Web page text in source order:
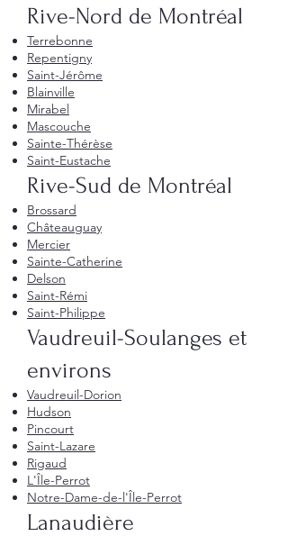
Rive-Nord de Montréal
Terrebonne
Repentigny
Saint-Jérôme
Blainville
Mirabel
Mascouche
Sainte-Thérèse
Saint-Eustache
Rive-Sud de Montréal
Brossard
Châteauguay
Mercier
Sainte-Catherine
Delson
Saint-Rémi
Saint-Philippe
Vaudreuil-Soulanges et
environs
Vaudreuil-Dorion
Hudson
Pincourt
Saint-Lazare
Rigaud
L'Île-Perrot
Notre-Dame-de-l'Île-Perrot
Lanaudière